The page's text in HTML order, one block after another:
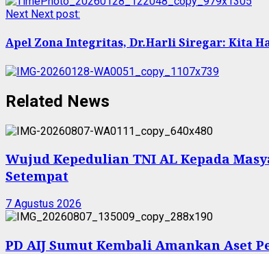
Next Next post:
Apel Zona Integritas, Dr.Harli Siregar: Kita
Related News
Wujud Kepedulian TNI AL Kepada
Setempat
7 Agustus 2026
PD AIJ Sumut Kembali Amankan Aset